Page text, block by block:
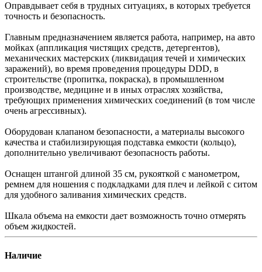
Оправдывает себя в трудных ситуациях, в которых требуется
точность и безопасность.
Главным предназначением является работа, например, на авто
мойках (аппликация чистящих средств, детергентов),
механических мастерских (ликвидация течей и химических
заражений), во время проведения процедуры DDD, в
строительстве (пропитка, покраска), в промышленном
производстве, медицине и в иных отраслях хозяйства,
требующих применения химических соединений (в том числе
очень агрессивных).
Оборудован клапаном безопасности, а материалы высокого
качества и стабилизирующая подставка емкости (кольцо),
дополнительно увеличивают безопасность работы.
Оснащен штангой длиной 35 см, рукояткой с манометром,
ремнем для ношения с подкладками для плеч и лейкой с ситом
для удобного заливания химических средств.
Шкала объема на емкости дает возможность точно отмерять
объем жидкостей.
Наличие